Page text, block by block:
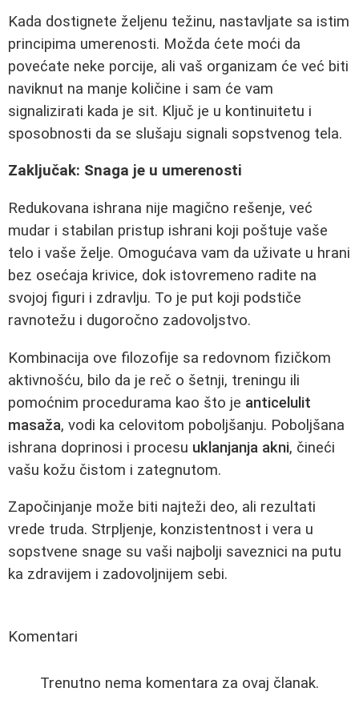
Kada dostignete željenu težinu, nastavljate sa istim
principima umerenosti. Možda ćete moći da
povećate neke porcije, ali vaš organizam će već biti
naviknut na manje količine i sam će vam
signalizirati kada je sit. Ključ je u kontinuitetu i
sposobnosti da se slušaju signali sopstvenog tela.
Zaključak: Snaga je u umerenosti
Redukovana ishrana nije magično rešenje, već
mudar i stabilan pristup ishrani koji poštuje vaše
telo i vaše želje. Omogućava vam da uživate u hrani
bez osećaja krivice, dok istovremeno radite na
svojoj figuri i zdravlju. To je put koji podstiče
ravnotežu i dugoročno zadovoljstvo.
Kombinacija ove filozofije sa redovnom fizičkom
aktivnošću, bilo da je reč o šetnji, treningu ili
pomoćnim procedurama kao što je anticelulit
masaža, vodi ka celovitom poboljšanju. Poboljšana
ishrana doprinosi i procesu uklanjanja akni, čineći
vašu kožu čistom i zategnutom.
Započinjanje može biti najteži deo, ali rezultati
vrede truda. Strpljenje, konzistentnost i vera u
sopstvene snage su vaši najbolji saveznici na putu
ka zdravijem i zadovoljnijem sebi.
Komentari
Trenutno nema komentara za ovaj članak.